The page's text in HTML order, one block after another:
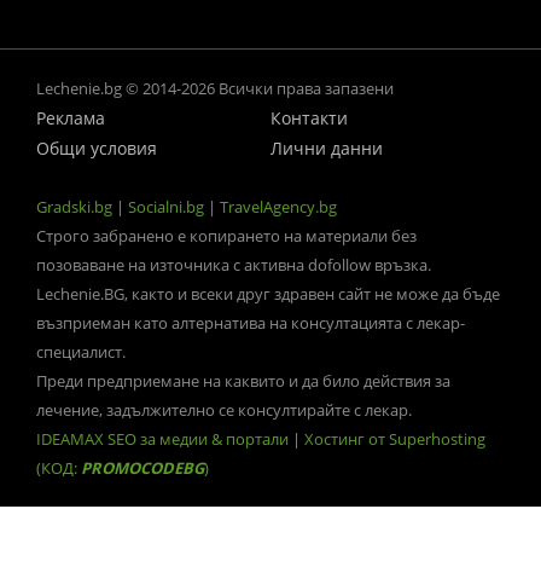
Lechenie.bg © 2014-2026 Всички права запазени
Реклама
Контакти
Общи условия
Лични данни
Gradski.bg | Socialni.bg | TravelAgency.bg
Строго забранено е копирането на материали без
позоваване на източника с активна dofollow връзка.
Lechenie.BG, както и всеки друг здравен сайт не може да бъде
възприеман като алтернатива на консултацията с лекар-
специалист.
Преди предприемане на каквито и да било действия за
лечение, задължително се консултирайте с лекар.
IDEAMAX SEO за медии & портали | Хостинг от Superhosting
(КОД: PROMOCODEBG)